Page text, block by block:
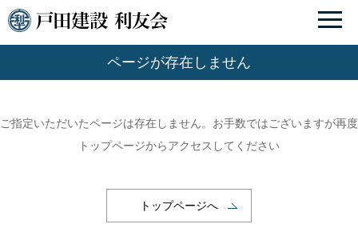
ページが存在しません
ご指定いただいたページは存在しません。お手数ではございますが再度
トップページからアクセスしてください
トップページへ